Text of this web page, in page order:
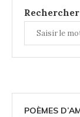
Rechercher
POÈMES